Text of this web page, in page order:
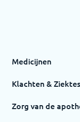
Medicijnen
Klachten & Ziektes
Zorg van de